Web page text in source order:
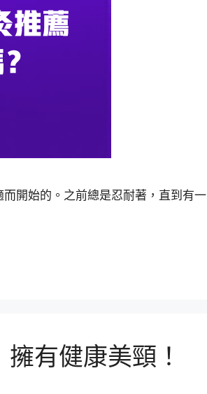
開始的。之前總是忍耐著，直到有一
有健康美頸！